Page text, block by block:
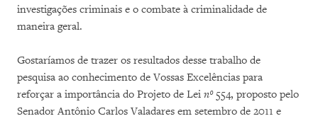
investigações criminais e o combate à criminalidade de
maneira geral.
Gostaríamos de trazer os resultados desse trabalho de
pesquisa ao conhecimento de Vossas Excelências para
reforçar a importância do Projeto de Lei nº554, proposto pelo
Senador Antônio Carlos Valadares em setembro de 2011 e